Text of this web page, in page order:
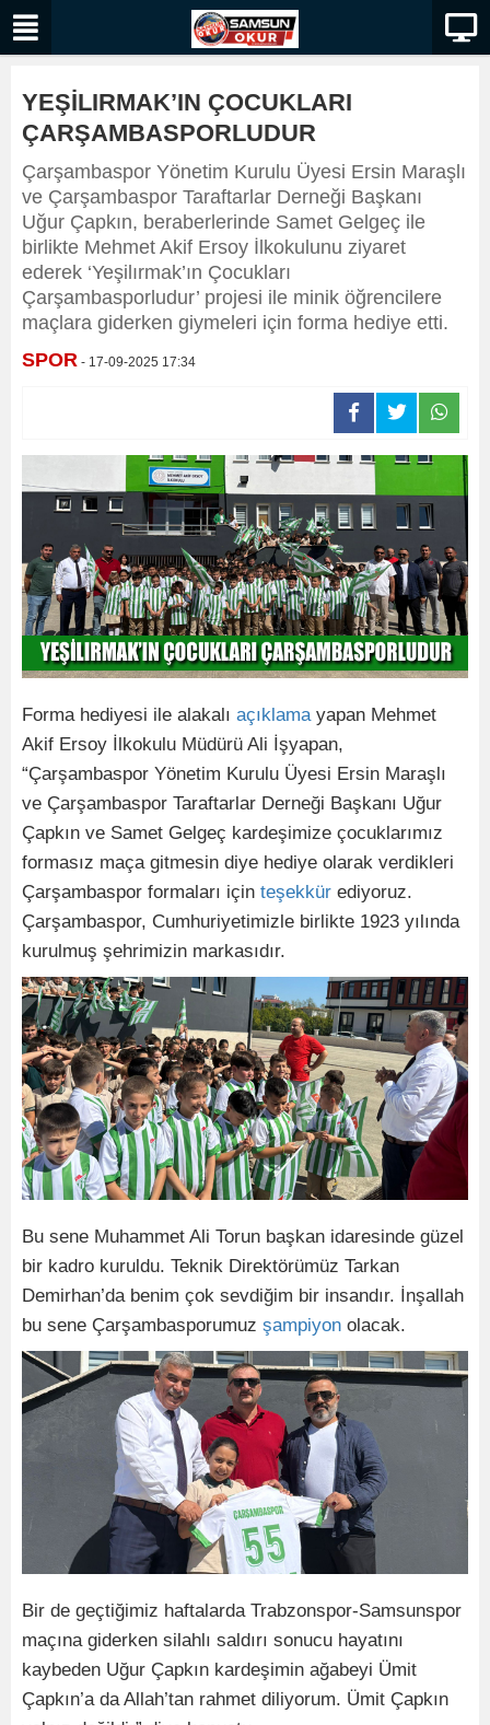
YEŞİLIRMAK’IN ÇOCUKLARI
ÇARŞAMBASPORLUDUR
Çarşambaspor Yönetim Kurulu Üyesi Ersin Maraşlı
ve Çarşambaspor Taraftarlar Derneği Başkanı
Uğur Çapkın, beraberlerinde Samet Gelgeç ile
birlikte Mehmet Akif Ersoy İlkokulunu ziyaret
ederek ‘Yeşilırmak’ın Çocukları
Çarşambasporludur’ projesi ile minik öğrencilere
maçlara giderken giymeleri için forma hediye etti.
SPOR - 17-09-2025 17:34
Forma hediyesi ile alakalı açıklamayapan Mehmet
Akif Ersoy İlkokulu Müdürü Ali İşyapan,
“Çarşambaspor Yönetim Kurulu Üyesi Ersin Maraşlı
ve Çarşambaspor Taraftarlar Derneği Başkanı Uğur
Çapkın ve Samet Gelgeç kardeşimize çocuklarımız
formasız maça gitmesin diye hediye olarak verdikleri
Çarşambaspor formaları için teşekkür ediyoruz.
Çarşambaspor, Cumhuriyetimizle birlikte 1923 yılında
kurulmuş şehrimizin markasıdır.
Bu sene Muhammet Ali Torun başkan idaresinde güzel
bir kadro kuruldu. Teknik Direktörümüz Tarkan
Demirhan’da benim çok sevdiğim bir insandır. İnşallah
bu sene Çarşambasporumuz şampiyon olacak.
Bir de geçtiğimiz haftalarda Trabzonspor-Samsunspor
maçına giderken silahlı saldırı sonucu hayatını
kaybeden Uğur Çapkın kardeşimin ağabeyi Ümit
Çapkın’a da Allah’tan rahmet diliyorum. Ümit Çapkın